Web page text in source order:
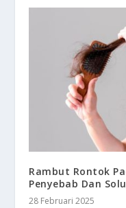
Rambut Rontok
Penyebab Dan
28 Februari 2025